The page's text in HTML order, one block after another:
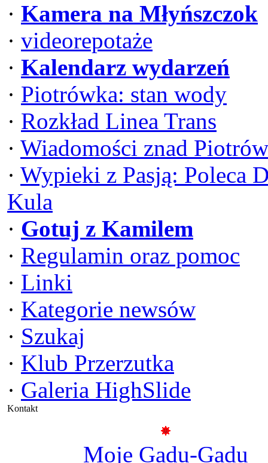
· Kamera na Młyńszczok
· videorepotaże
· Kalendarz wydarzeń
· Piotrówka: stan wody
· Rozkład Linea Trans
· Wiadomości znad
· Wypieki z Pasją: Poleca
Kula
· Gotuj z Kamilem
· Regulamin oraz pomoc
· Linki
· Kategorie newsów
· Szukaj
· Klub Przerzutka
· Galeria HighSlide
Kontakt
Moje Gadu-Gadu